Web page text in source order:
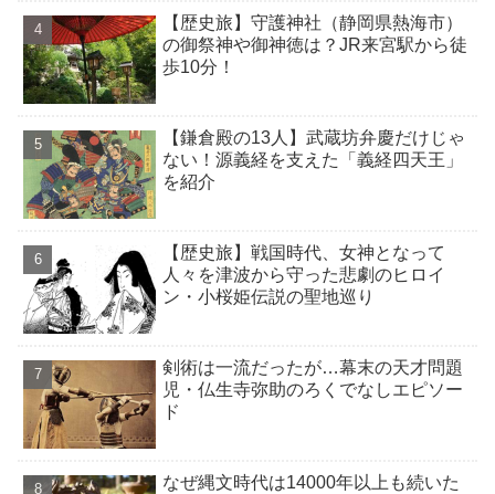
【歴史旅】守護神社（静岡県熱海市）
の御祭神や御神徳は？JR来宮駅から徒
歩10分！
【鎌倉殿の13人】武蔵坊弁慶だけじゃ
ない！源義経を支えた「義経四天王」
を紹介
【歴史旅】戦国時代、女神となって
人々を津波から守った悲劇のヒロイ
ン・小桜姫伝説の聖地巡り
剣術は一流だったが…幕末の天才問題
児・仏生寺弥助のろくでなしエピソー
ド
なぜ縄文時代は14000年以上も続いた